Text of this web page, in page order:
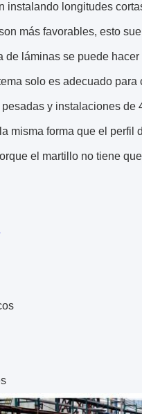
instalando longitudes
más favorables, esto
láminas se puede
solo es adecuado
y instalaciones de
misma forma que el perfil
el martillo no tiene